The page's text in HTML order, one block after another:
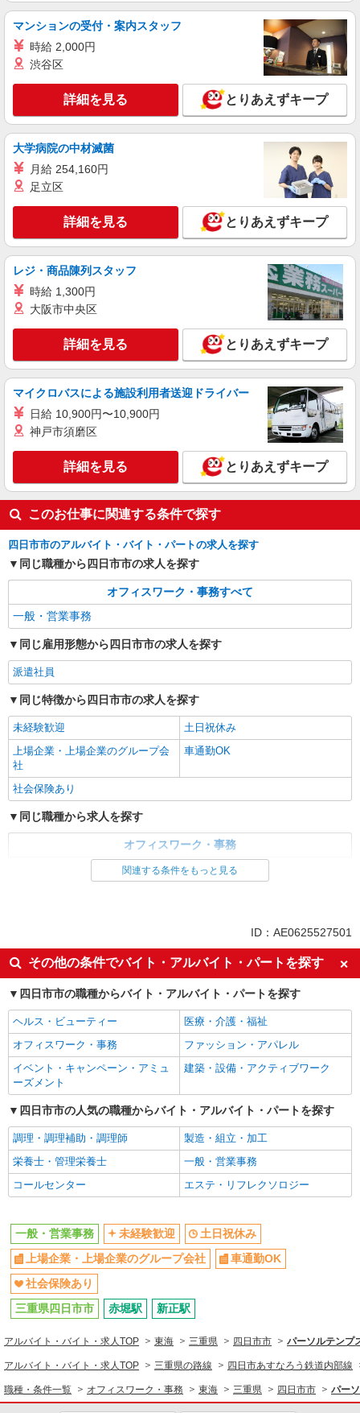
キープ 詳細を見る
派遣社員
パーソルテンプスタッフ株式会社 中部コーディネートセンター一課
（四日市）/26-0599812
《正社員化実績あり》オシャレラウンジあり＊
英語不要×外資系で一般事務
三重県四日市市／最寄駅：近鉄四日市駅、四日
市駅 ≪車通勤可≫ ■車通勤OK（駐車場は自己
キープ 詳細を見る
パーソルテンプスタッフ株式会社 中部コーディネートセンター一課
（四日市）/26-0565922
＜土日祝休み＆残業なし♪＞9：00〜17:15☆研
時給1350円
三重県四日市市／最寄駅：近鉄四日市駅、四日
市駅 ≪車通勤可≫ ＜車通勤ご希望の方は、ご自
身で駐車場の手配をお願いします＞
キープ 詳細を見る
パーソルテンプスタッフ株式会社 中部コーディネートセンター一課
（四日市）/26-0604005
［時間相談OK☆］データ入力などサポート業
務メイン＊未経験OK＊大手♪
時給1500円〜1550円（経験・能力による）
三重県四日市市／最寄駅：近鉄四日市駅、四日
市駅 ≪車通勤可≫ ■無料駐車場あり（徒歩5分
ほど） ■無料駐輪場あり（自転車・バイクOK）
キープ 詳細を見る
パーソルテンプスタッフ株式会社 中部コーディネートセンター一課
（四日市）/26-0615762
＜教えてもらって事務経験をゲット｜キレイな
休憩室あり｜サポート事務＞
時給1400円 ●月収例：235,200円（月21日就業
三重県四日市市／最寄駅：河原田駅、北楠駅
キープ 詳細を見る
パーソルテンプスタッフ株式会社 中部コーディネートセンター一課
（四日市）/26-0569872
三重県四日市市／最寄駅：近鉄四日市駅、四日
市駅 ■お店もいっぱい！近鉄四日市駅チカ♪
己負担です）
キープ 詳細を見る
マンションの受付・案内スタッフ
時給 2,000円
渋谷区
詳細を見る とりあえずキープ
大学病院の中材滅菌
月給 254,160円
足立区
詳細を見る とりあえずキープ
レジ・商品陳列スタッフ
時給 1,300円
大阪市中央区
詳細を見る とりあえずキープ
マイクロバスによる施設利用者送迎ドライバー
日給 10,900円〜10,900円
神戸市須磨区
詳細を見る とりあえずキープ
このお仕事に関連する条件で探す
四日市市のアルバイト・バイト・パートの求人を探す
同じ職種から四日市市の求人を探す
オフィスワーク・事務すべて
一般・営業事務
同じ雇用形態から四日市市の求人を探す
派遣社員
同じ特徴から四日市市の求人を探す
未経験歓迎
土日祝休み
上場企業・上場企業のグループ会
社
車通勤OK
社会保険あり
同じ職種から求人を探す
オフィスワーク・事務
上場企業・上場企業のグループ会
社
車通勤OK
社会保険あり
関連する条件をもっと見る
ID：AE0625527501
その他の条件でバイト・アルバイト・パートを探す
四日市市の職種からバイト・アルバイト・パートを探す
ヘルス・ビューティー
医療・介護・福祉
オフィスワーク・事務
ファッション・アパレル
イベント・キャンペーン・アミュ
ーズメント
建築・設備・アクティブワーク
四日市市の人気の職種からバイト・アルバイト・パートを探す
調理・調理補助・調理師
製造・組立・加工
栄養士・管理栄養士
一般・営業事務
コールセンター
エステ・リフレクソロジー
一般・営業事務 未経験歓迎
土日祝休み
上場企業・上場企業のグループ会社
車通勤OK
社会保険あり
三重県四日市市
赤堀駅 新正駅
アルバイト・バイト・求人TOP 東海 三重県 四日市市 パーソルテンプ
アルバイト・バイト・求人TOP 三重県の路線 四日市あすなろう鉄道内部線
職種・条件一覧 オフィスワーク・事務 東海 三重県 四日市市 パー